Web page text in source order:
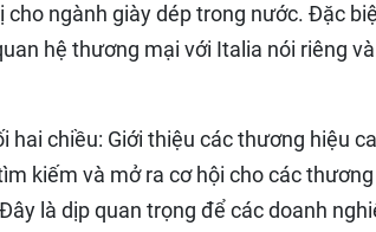
ngành giày dép trong nước. Đặc
hệ thương mại với Italia nói riêng
chiều: Giới thiệu các thương hiệu
kiếm và mở ra cơ hội cho các thương
là dịp quan trọng để các doanh